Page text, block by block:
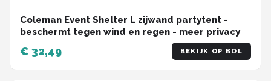
Coleman Event Shelter L zijwand partytent -
beschermt tegen wind en regen - meer privacy
€ 32,49 BEKIJK OP BOL